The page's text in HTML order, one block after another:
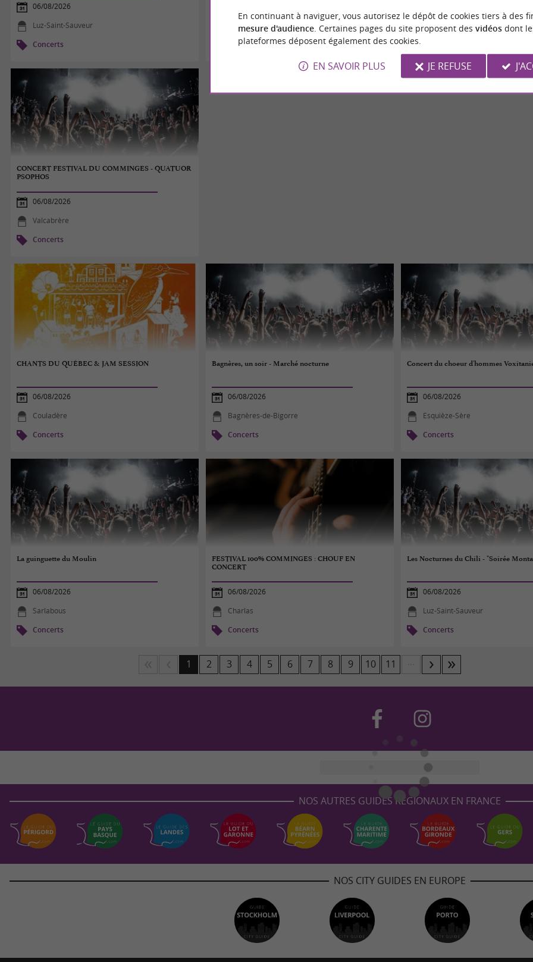
06/08/2026
Luz-Saint-Sauveur
Concerts
Gèdre
Concerts
Bagnères-de-Bigorre
CONCERT FESTIVAL DU COMMINGES - QUATUOR
PSOPHOS
06/08/2026
Valcabrère
Concerts
CHANTS DU QUÉBEC & JAM SESSION
06/08/2026
Couladère
Concerts
Bagnères, un soir - Marché nocturne
06/08/2026
Bagnères-de-Bigorre
Concerts
Concert du choeur d'hommes
06/08/2026
Esquièze-Sère
Concerts
La guinguette du Moulin
06/08/2026
Sarlabous
Concerts
FESTIVAL 100% COMMINGES : CHOUF EN
CONCERT
06/08/2026
Charlas
Concerts
Les Nocturnes du Chili - "Soirée
06/08/2026
Luz-Saint-Sauveur
Concerts
1 2 3 4 5 6 7 8 9 10 11
NOS AUTRES GUIDES RÉGIONAUX EN FRANCE
NOS CITY GUIDES EN EUROPE
En continuant à naviguer, vous autorisez le dépôt de cookies tiers à des
mesure d'audience. Certaines pages du site proposent des vidéosdont
plateformes déposent également des cookies.
EN SAVOIR PLUS JE REFUSE